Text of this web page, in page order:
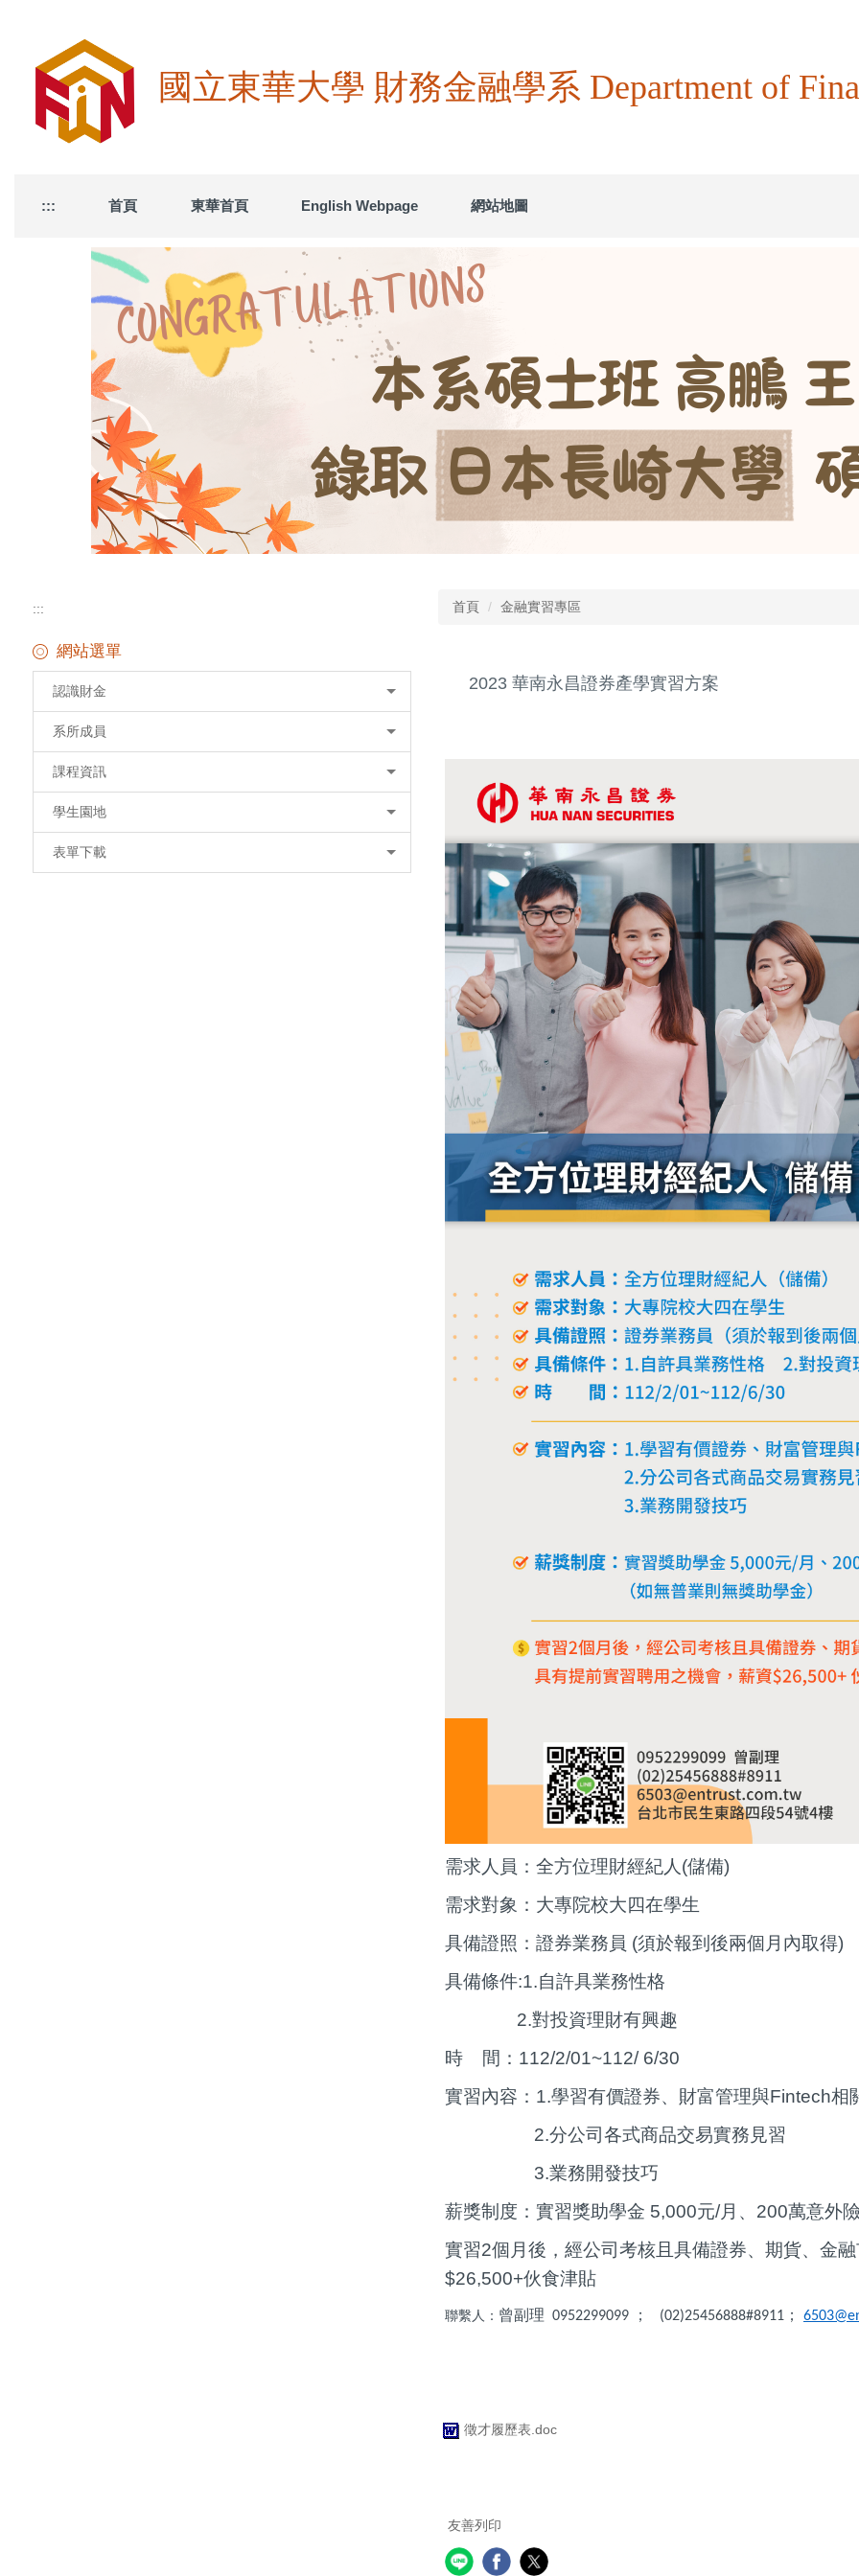
國立東華大學 財務金融學系 Department of
::: 首頁 東華首頁 English Webpage 網站地圖
:::
網站選單
認識財金
系所成員
課程資訊
學生園地
表單下載
首頁 金融實習專區
2023 華南永昌證券產學實習方案
需求人員：全方位理財經紀人(儲備)
需求對象：大專院校大四在學生
具備證照：證券業務員 (須於報到後兩個月內取得)
具備條件:1.自許具業務性格
2.對投資理財有興趣
時 間：112/2/01~112/ 6/30
實習內容： 1.學習有價證券、財富管理與Fintech相
2.分公司各式商品交易實務見習
3.業務開發技巧
薪獎制度： 實習獎助學金 5,000元/月、200萬意外
實習2個月後，經公司考核且具備證券、 期貨、 金
$26,500+伙食津貼
聯繫人： 曾副理 0952299099 ； (02)25456888#8911；
徵才履歷表.doc
友善列印